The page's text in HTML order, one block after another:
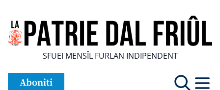
SFUEI MENSÎL FURLAN INDIPENDENT
Aboniti